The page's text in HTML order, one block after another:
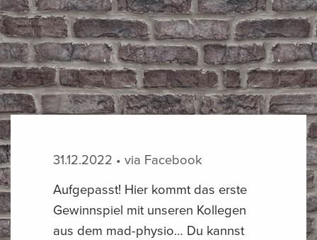
31.12.2022 • via Facebook
Aufgepasst! Hier kommt das erste
Gewinnspiel mit unseren Kollegen
aus dem mad-physio… Du kannst